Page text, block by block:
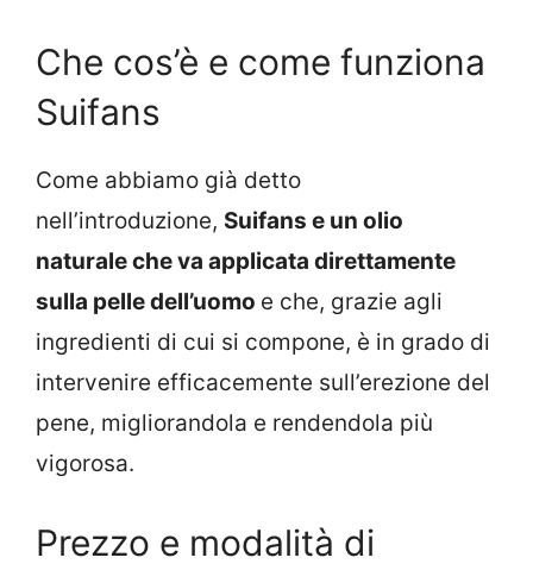
Che cos’è e come funziona
Suifans
Come abbiamo già detto
nell’introduzione, Suifans e un olio
naturale che va applicata direttamente
sulla pelle dell’uomo e che, grazie agli
ingredienti di cui si compone, è in grado di
intervenire efficacemente sull’erezione del
pene, migliorandola e rendendola più
vigorosa.
Prezzo e modalità di